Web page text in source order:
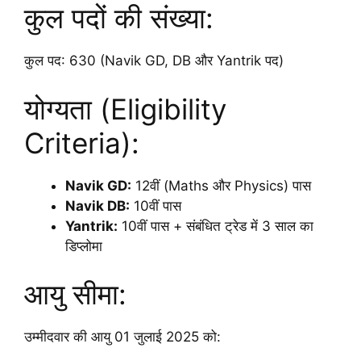
कुल पदों की संख्या:
कुल पद: 630 (Navik GD, DB और Yantrik पद)
योग्यता (Eligibility
Criteria):
Navik GD: 12वीं (Maths और Physics) पास
Navik DB: 10वीं पास
Yantrik: 10वीं पास + संबंधित ट्रेड में 3 साल का
डिप्लोमा
आयु सीमा:
उम्मीदवार की आयु 01 जुलाई 2025 को: